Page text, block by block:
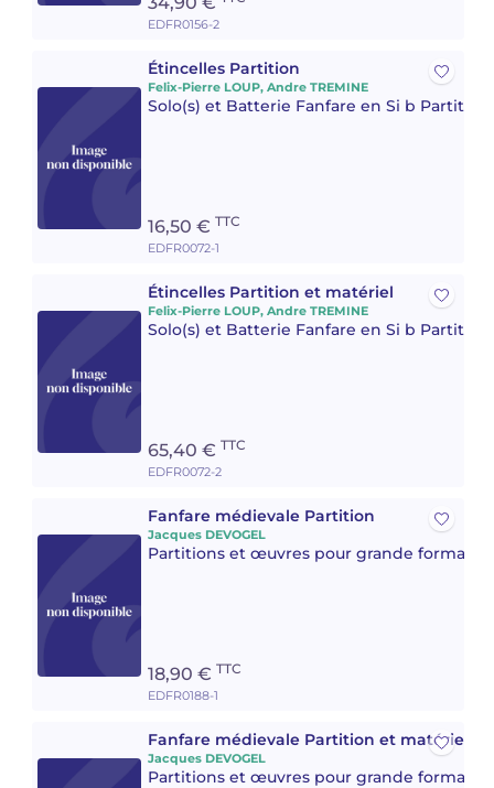
EDFR0156-2
Étincelles Partition
Felix-Pierre LOUP, Andre TREMINE
Solo(s) et Batterie Fanfare en Si b
16,50 € TTC
EDFR0072-1
Étincelles Partition et matériel
Felix-Pierre LOUP, Andre TREMINE
Solo(s) et Batterie Fanfare en Si b
65,40 € TTC
EDFR0072-2
Fanfare médievale Partition
Jacques DEVOGEL
Partitions et œuvres pour grande
18,90 € TTC
EDFR0188-1
Fanfare médievale Partition et matériel
Jacques DEVOGEL
Partitions et œuvres pour grande